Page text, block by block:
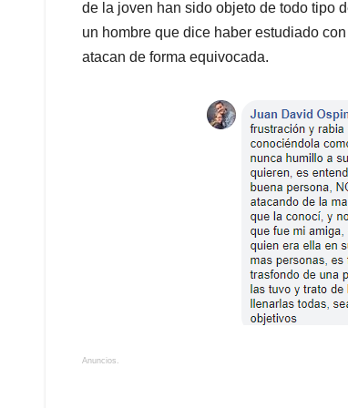
p
p
o
k
I
n
s
de la joven han sido objeto de todo tipo
un hombre que dice haber estudiado
atacan de forma equivocada.
Anuncios.